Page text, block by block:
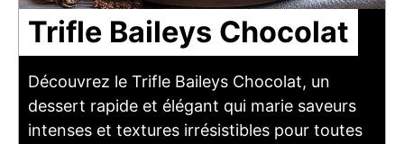
Trifle Baileys Chocolat
Découvrez le Trifle Baileys Chocolat, un
dessert rapide et élégant qui marie saveurs
intenses et textures irrésistibles pour toutes